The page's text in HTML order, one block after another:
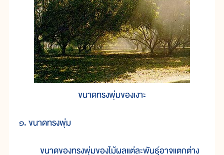
ขนาดทรงพุ่มของเงาะ
๑. ขนาดทรงพุ่ม
ขนาดของทรงพุ่มของไม้ผลแต่ละพันธุ์อาจแตกต่าง